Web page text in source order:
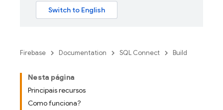
Firebase Documentation SQL Connect Build
Nesta página
Principais recursos
Como funciona?